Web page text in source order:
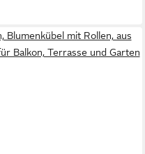
Blumenkübel mit Rollen, aus
Balkon, Terrasse und Garten